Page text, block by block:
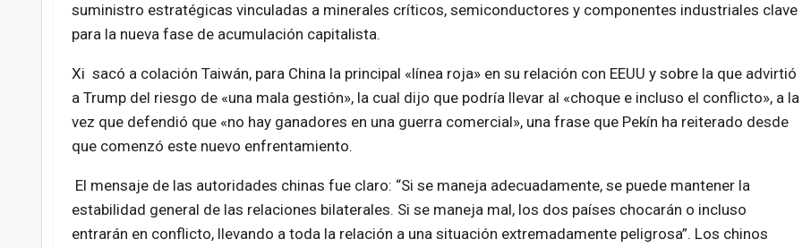
suministro estratégicas vinculadas a minerales críticos, semiconductores y componentes industriales clave
para la nueva fase de acumulación capitalista.
Xi sacó a colación Taiwán, para China la principal «línea roja» en su relación con EEUU y sobre la que advirtió
a Trump del riesgo de «una mala gestión», la cual dijo que podría llevar al «choque e incluso el conflicto», a la
vez que defendió que «no hay ganadores en una guerra comercial», una frase que Pekín ha reiterado desde
que comenzó este nuevo enfrentamiento.
El mensaje de las autoridades chinas fue claro: “Si se maneja adecuadamente, se puede mantener la
estabilidad general de las relaciones bilaterales. Si se maneja mal, los dos países chocarán o incluso
entrarán en conflicto, llevando a toda la relación a una situación extremadamente peligrosa”. Los chinos